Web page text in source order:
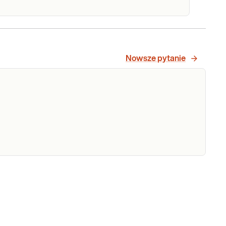
Żelazo. Pomiar stężenia żelaza w
Nowsze pytanie